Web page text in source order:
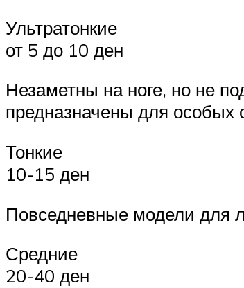
Ультратонкие
от 5 до 10 ден
Незаметны на ноге, но не
предназначены для особых
Тонкие
10-15 ден
Повседневные модели для
Средние
20-40 ден